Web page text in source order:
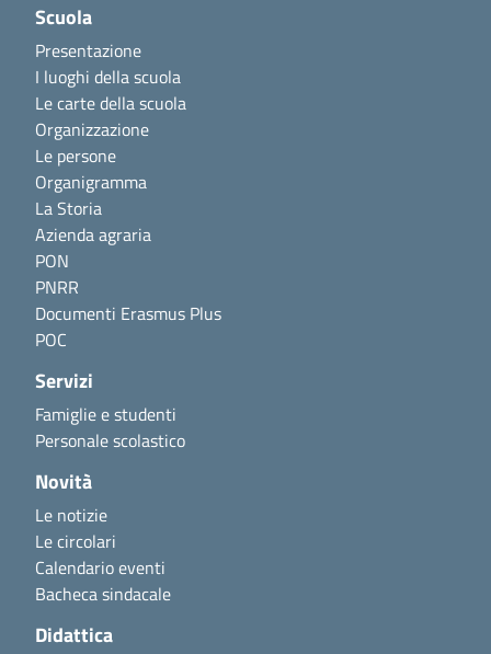
Scuola
Presentazione
I luoghi della scuola
Le carte della scuola
Organizzazione
Le persone
Organigramma
La Storia
Azienda agraria
PON
PNRR
Documenti Erasmus Plus
POC
Servizi
Famiglie e studenti
Personale scolastico
Novità
Le notizie
Le circolari
Calendario eventi
Bacheca sindacale
Didattica